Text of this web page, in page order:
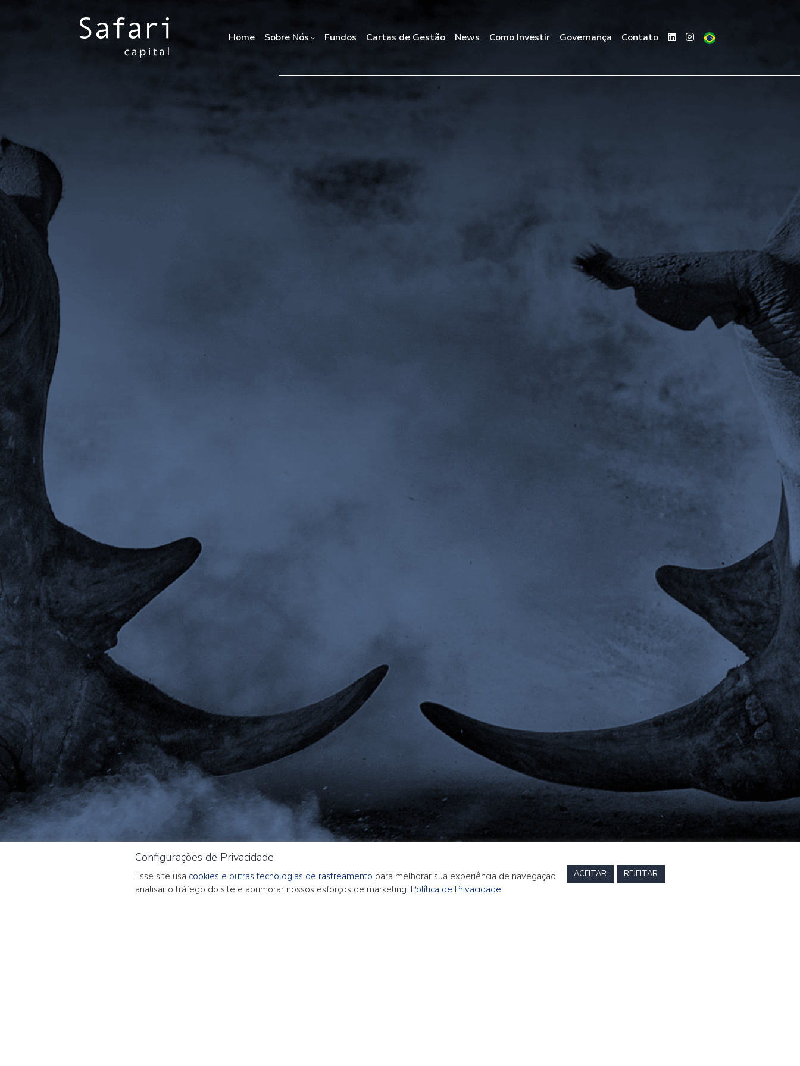
Main Navigation
Home Sobre Nós Fundos Cartas de Gestão News Como Investir Governança Contato
Configurações de Privacidade
Esse site usa cookies e outras tecnologias de rastreamento para melhorar sua experiência de navegação,
analisar o tráfego do site e aprimorar nossos esforços de marketing. Política de Privacidade
ACEITAR REJEITAR